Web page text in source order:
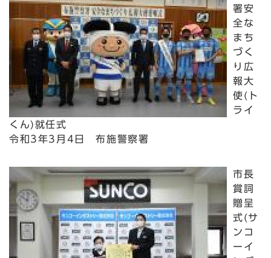
署安
全な
まち
づく
り広
報大
使(ト
ライ
くん)就任式
令和3年3月4日 布施警察署
市長
賞詞
贈呈
式(サ
ンコ
ーイ